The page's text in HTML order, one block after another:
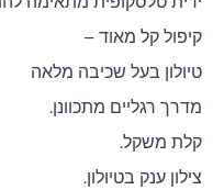
קיפול קל מאוד –
טיולון בעל שכיבה מלאה
מדרך רגליים מתכוונן.
קלת משקל.
צילון ענק בטיולון.